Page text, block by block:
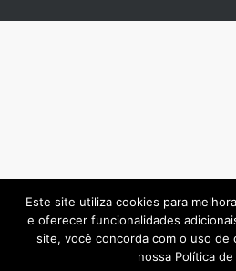
Este site utiliza cookies para
e oferecer funcionalidades
site, você concorda com o uso
nossa Política